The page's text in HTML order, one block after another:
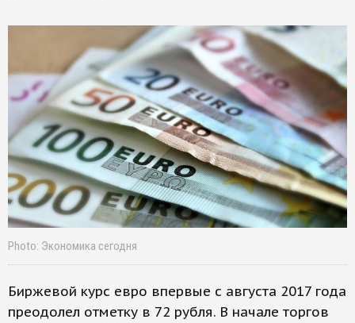
Photo: Экономика сегодня
Биржевой курс евро впервые с августа 2017 года
преодолел отметку в 72 рубля. В начале торгов